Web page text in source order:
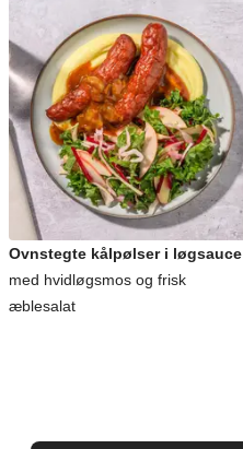
Ovnstegte kålpølser i løgsauce
med hvidløgsmos og frisk
æblesalat